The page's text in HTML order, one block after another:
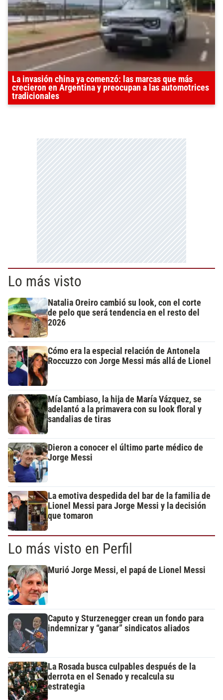
La invasión china ya comenzó: las marcas que más
crecieron en Argentina y preocupan a las automotrices
tradicionales
Lo más visto
Natalia Oreiro cambió su look, con el corte
de pelo que será tendencia en el resto del
2026
Cómo era la especial relación de Antonela
Roccuzzo con Jorge Messi más allá de Lionel
Mía Cambiaso, la hija de María Vázquez, se
adelantó a la primavera con su look floral y
sandalias de tiras
Dieron a conocer el último parte médico de
Jorge Messi
La emotiva despedida del bar de la familia de
Lionel Messi para Jorge Messi y la decisión
que tomaron
Lo más visto en Perfil
Murió Jorge Messi, el papá de Lionel Messi
Caputo y Sturzenegger crean un fondo para
indemnizar y “ganar” sindicatos aliados
La Rosada busca culpables después de la
derrota en el Senado y recalcula su
estrategia